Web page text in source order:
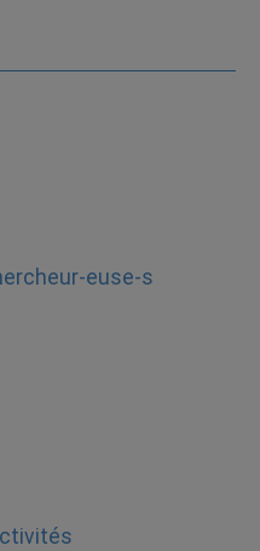
euse-s